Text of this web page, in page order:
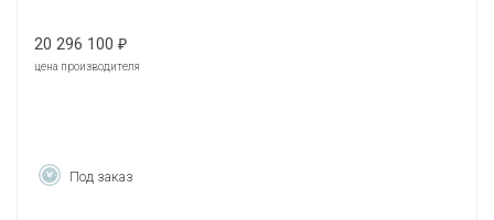
20 296 100 ₽
цена производителя
Под заказ